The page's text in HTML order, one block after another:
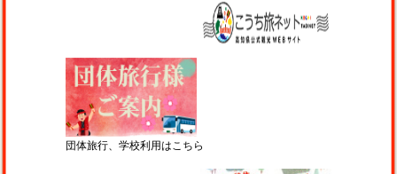
団体旅行、学校利用はこちら